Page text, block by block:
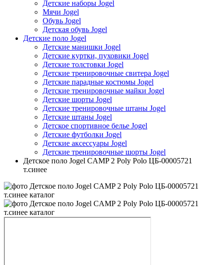
Детские наборы Jogel
Мячи Jogel
Обувь Jogel
Детская обувь Jogel
Детские поло Jogel
Детские манишки Jogel
Детские куртки, пуховики Jogel
Детские толстовки Jogel
Детские тренировочные свитера Jogel
Детские парадные костюмы Jogel
Детские тренировочные майки Jogel
Детские шорты Jogel
Детские тренировочные штаны Jogel
Детские штаны Jogel
Детское спортивное белье Jogel
Детские футболки Jogel
Детские аксессуары Jogel
Детские тренировочные шорты Jogel
Детское поло Jogel CAMP 2 Poly Polo ЦБ-00005721
т.синее